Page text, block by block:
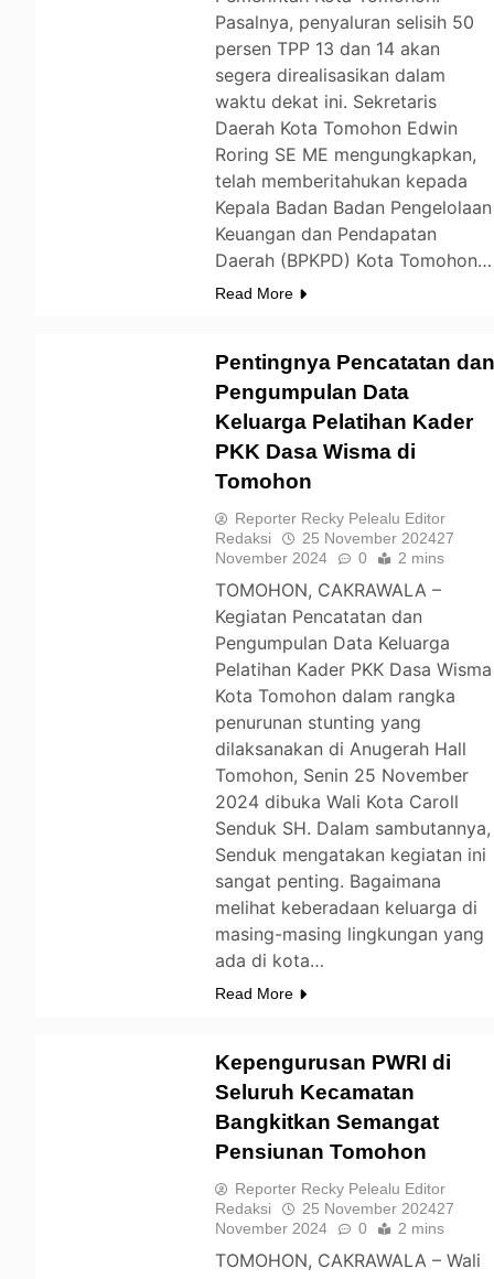
Pasalnya, penyaluran selisih 50
persen TPP 13 dan 14 akan
segera direalisasikan dalam
waktu dekat ini. Sekretaris
Daerah Kota Tomohon Edwin
Roring SE ME mengungkapkan,
telah memberitahukan kepada
Kepala Badan Badan Pengelolaan
Keuangan dan Pendapatan
Daerah (BPKPD) Kota Tomohon…
Read More
Pentingnya Pencatatan
Pengumpulan Data
Keluarga Pelatihan Kader
PKK Dasa Wisma di
Tomohon
Reporter Recky Pelealu Editor
Redaksi
25 November 202427
November 2024
0 2 mins
TOMOHON, CAKRAWALA –
Kegiatan Pencatatan dan
Pengumpulan Data Keluarga
Pelatihan Kader PKK Dasa Wisma
Kota Tomohon dalam rangka
penurunan stunting yang
dilaksanakan di Anugerah Hall
Tomohon, Senin 25 November
2024 dibuka Wali Kota Caroll
Senduk SH. Dalam sambutannya,
Senduk mengatakan kegiatan ini
sangat penting. Bagaimana
melihat keberadaan keluarga di
masing-masing lingkungan yang
ada di kota…
Read More
Kepengurusan PWRI di
Seluruh Kecamatan
Bangkitkan Semangat
Pensiunan Tomohon
Reporter Recky Pelealu Editor
Redaksi
25 November 202427
November 2024
0 2 mins
TOMOHON, CAKRAWALA – Wali